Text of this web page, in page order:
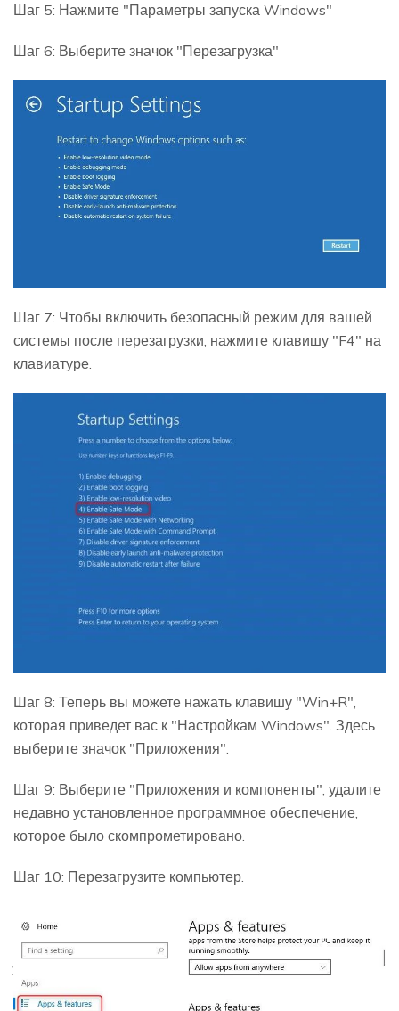
Шаг 5: Нажмите "Параметры запуска Windows"
Шаг 6: Выберите значок "Перезагрузка"
Шаг 7: Чтобы включить безопасный режим для вашей
системы после перезагрузки, нажмите клавишу "F4" на
клавиатуре.
Шаг 8: Теперь вы можете нажать клавишу "Win+R",
которая приведет вас к "Настройкам Windows". Здесь
выберите значок "Приложения".
Шаг 9: Выберите "Приложения и компоненты", удалите
недавно установленное программное обеспечение,
которое было скомпрометировано.
Шаг 10: Перезагрузите компьютер.
Перенос данных смартфона, WhatsApp и файлы
Открыть